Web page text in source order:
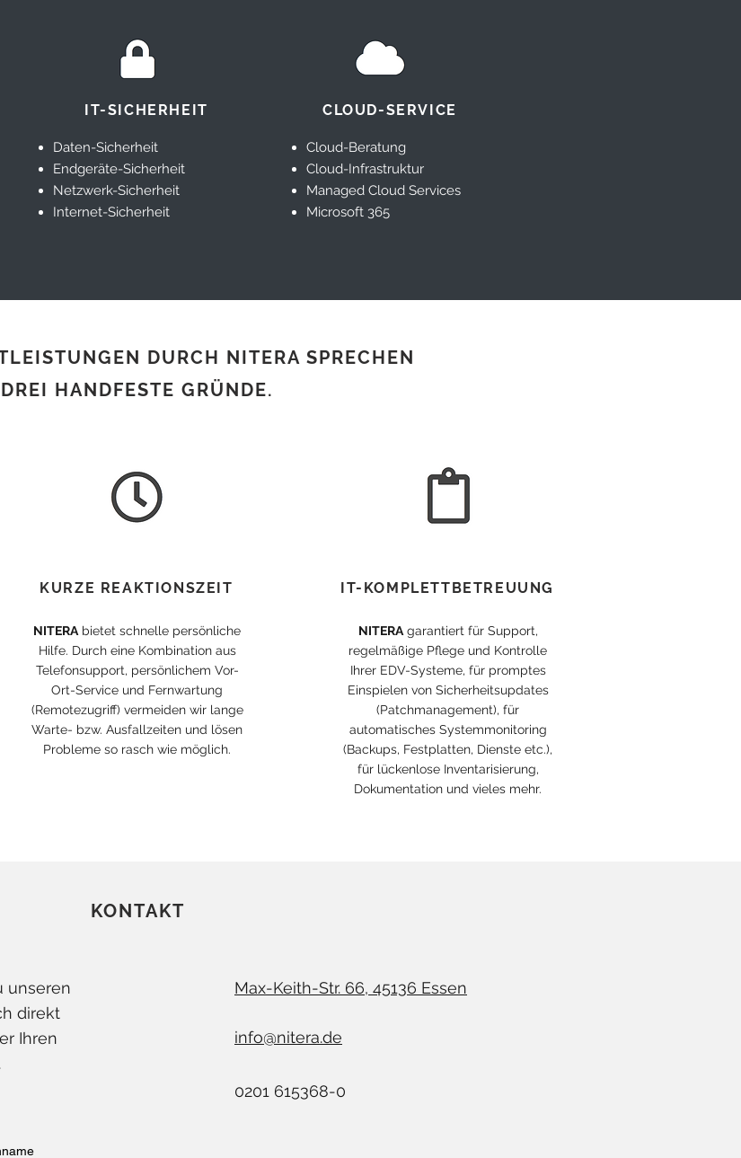
IT-SICHERHEIT
Daten-Sicherheit
Endgeräte-Sicherheit
Netzwerk-Sicherheit
Internet-Sicherheit
CLOUD-SERVICE
Cloud-Beratung
Cloud-Infrastruktur
Managed Cloud Services
Microsoft 365
DURCH NITERA SPRECHEN
DREI HANDFESTE GRÜNDE.
KURZE REAKTIONSZEIT
NITERA bietet schnelle persönliche
Hilfe. Durch eine Kombination aus
Telefonsupport, persönlichem Vor-
Ort-Service und Fernwartung
(Remotezugriff) vermeiden wir lange
Warte- bzw. Ausfallzeiten und lösen
Probleme so rasch wie möglich.
IT-KOMPLETTBETREUUNG
NITERAgarantiert für Support,
regelmäßige Pflege und Kontrolle
Ihrer EDV-Systeme, für promptes
Einspielen von Sicherheitsupdates
(Patchmanagement), für
automatisches Systemmonitoring
(Backups, Festplatten, Dienste etc.),
für lückenlose Inventarisierung,
Dokumentation und vieles mehr.
KONTAKT
unseren
direkt
Ihren
Max-Keith-Str. 66, 45136 Essen
info@nitera.de
0201 615368-0